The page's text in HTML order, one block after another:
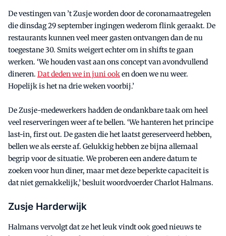
De vestingen van ’t Zusje worden door de coronamaatregelen
die dinsdag 29 september ingingen wederom flink geraakt. De
restaurants kunnen veel meer gasten ontvangen dan de nu
toegestane 30. Smits weigert echter om in shifts te gaan
werken. ‘We houden vast aan ons concept van avondvullend
dineren. Dat deden we in juni ooken doen we nu weer.
Hopelijk is het na drie weken voorbij.’
De Zusje-medewerkers hadden de ondankbare taak om heel
veel reserveringen weer af te bellen. ‘We hanteren het principe
last-in, first out. De gasten die het laatst gereserveerd hebben,
bellen we als eerste af. Gelukkig hebben ze bijna allemaal
begrip voor de situatie. We proberen een andere datum te
zoeken voor hun diner, maar met deze beperkte capaciteit is
dat niet gemakkelijk,’ besluit woordvoerder Charlot Halmans.
Zusje Harderwijk
Halmans vervolgt dat ze het leuk vindt ook goed nieuws te